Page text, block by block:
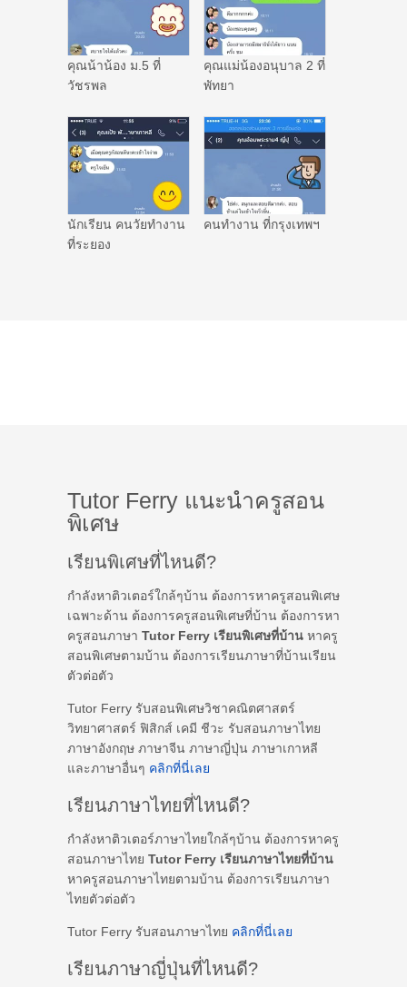
คุณน้าน้อง ม.5 ที่
วัชรพล
คุณแม่น้องอนุบาล 2 ที่
พัทยา
นักเรียน คนวัยทำงาน
ที่ระยอง
คนทำงาน ที่กรุงเทพฯ
Tutor Ferry แนะนำครูสอน
พิเศษ
เรียนพิเศษที่ไหนดี?
กำลังหาติวเตอร์ใกล้ๆบ้าน ต้องการหาครูสอนพิเศษ
เฉพาะด้าน ต้องการครูสอนพิเศษที่บ้าน ต้องการหา
ครูสอนภาษา Tutor Ferry เรียนพิเศษที่บ้าน หาครู
สอนพิเศษตามบ้าน ต้องการเรียนภาษาที่บ้านเรียน
ตัวต่อตัว
Tutor Ferry รับสอนพิเศษวิชาคณิตศาสตร์
วิทยาศาสตร์ ฟิสิกส์ เคมี ชีวะ รับสอนภาษาไทย
ภาษาอังกฤษ ภาษาจีน ภาษาญี่ปุ่น ภาษาเกาหลี
และภาษาอื่นๆ คลิกที่นี่เลย
เรียนภาษาไทยที่ไหนดี?
กำลังหาติวเตอร์ภาษาไทยใกล้ๆบ้าน ต้องการหาครู
สอนภาษาไทย Tutor Ferry เรียนภาษาไทยที่บ้าน
หาครูสอนภาษาไทยตามบ้าน ต้องการเรียนภาษา
ไทยตัวต่อตัว
Tutor Ferry รับสอนภาษาไทย คลิกที่นี่เลย
เรียนภาษาญี่ปุ่นที่ไหนดี?